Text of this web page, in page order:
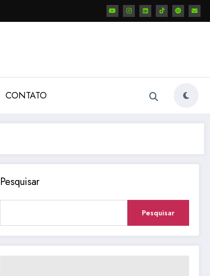
CONTATO
Pesquisar
Pesquisar